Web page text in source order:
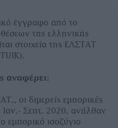
έγγραφο από το
της ελληνικής
στοιχεία της ΕΛΣΤΑΤ
αναφέρει:
οι διμερείς εμπορικές
Ιαν.- Σεπτ. 2020, ανήλθαν
εμπορικό ισοζύγιο